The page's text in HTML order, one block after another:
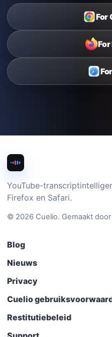
For
YouTube-
Firefox en Safari.
© 2026 Cuelio. Gemaakt door
Blog
Nieuws
Privacy
Cuelio
Restitutiebeleid